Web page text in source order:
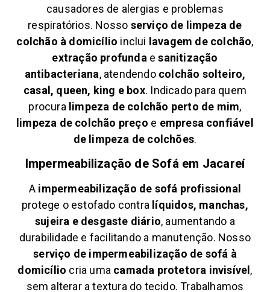
causadores de alergias e problemas
respiratórios. Nosso serviço de limpeza de
colchão à domicílio inclui lavagem de colchão,
extração profunda esanitização
antibacteriana, atendendo colchão solteiro,
casal, queen, king e box. Indicado para quem
procura limpeza de colchão perto de mim,
limpeza de colchão preço e empresa confiável
de limpeza de colchões.
Impermeabilização de Sofá em Jacareí
A impermeabilização de sofá profissional
protege o estofado contra líquidos, manchas,
sujeira e desgaste diário, aumentando a
durabilidade e facilitando a manutenção. Nosso
serviço de impermeabilização de sofá à
domicílio cria uma camada protetora invisível,
sem alterar a textura do tecido. Trabalhamos